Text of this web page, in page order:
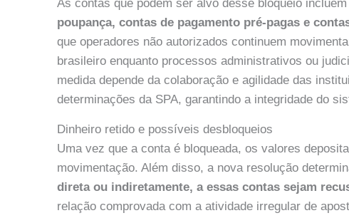
As contas que podem ser alvo desse bloqueio
poupança, contas de pagamento pré-pagas e
que operadores não autorizados continuem
brasileiro enquanto processos administrativos ou
medida depende da colaboração e agilidade das
determinações da SPA, garantindo a integridade do
Dinheiro retido e possíveis desbloqueios
Uma vez que a conta é bloqueada, os valores
movimentação. Além disso, a nova resolução
direta ou indiretamente, a essas contas sejam
relação comprovada com a atividade irregular de